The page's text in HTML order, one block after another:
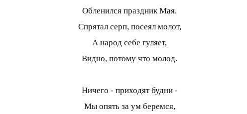
Обленился праздник Мая.
Спрятал серп, посеял молот,
А народ себе гуляет,
Видно, потому что молод.
Ничего - приходят будни -
Мы опять за ум беремся,